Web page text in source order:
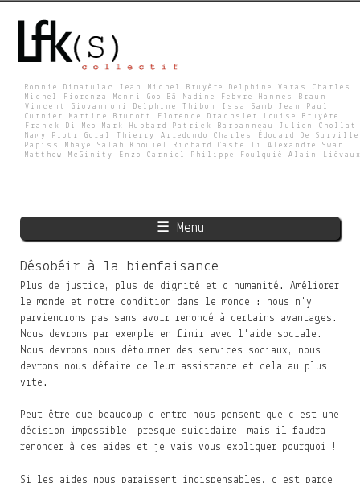
main
L
K
S
Ronnie Dimatulac Jean Michel Bruyère Delphine Varas Charles
Michel Fiorenza Menni Goo Bâ Nadine Febvre Hannes Braun
Vincent Giovannoni Delphine Thibon Issa Samb Jean Paul
Curnier Martine Brunott Florence Drachsler Louise Bruyère
Franck Di Meo Mark Hubbard Patrick Barbanneau Julien Chollat
Namy Piotr Goral Thierry Arredondo Charles Édouard De Surville
Papiss Mbaye Salah Khouiel Richard Castelli Alexandre Swan
Matthew McGinity Enzo Carniel Philippe Foulquié Alain
☰ Menu
Désobéir à la bienfaisance
Plus de justice, plus de dignité et d'humanité. Améliorer
le monde et notre condition dans le monde : nous n'y
parviendrons pas sans avoir renoncé à certains avantages.
Nous devrons par exemple en finir avec l'aide sociale.
Nous devrons nous détourner des services sociaux, nous
devrons nous défaire de leur assistance et cela au plus
vite.
Peut-être que beaucoup d'entre nous pensent que c'est une
décision impossible, presque suicidaire, mais il faudra
renoncer à ces aides et je vais vous expliquer pourquoi !
Si les aides nous paraissent indispensables, c'est parce